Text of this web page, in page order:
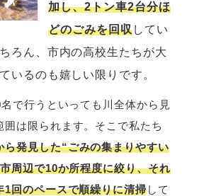
加し、2トン車2台分ほ
どのごみを回収してい
ろん、市内の高校生たちが大
いるのも嬉しい限りです。
で行うといっても川全体から見
囲は限られます。そこで私たち
ら発見した“ごみの集まりやすい
周辺で10か所程度に絞り、それ
1回のペースで順繰りに清掃して